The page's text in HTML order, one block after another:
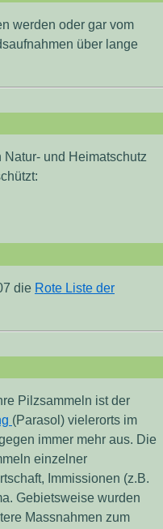
werden oder gar vom
über lange
Natur- und Heimatschutz
die Rote Liste der
Pilzsammeln ist der
(Parasol) vielerorts im
immer mehr aus. Die
einzelner
Immissionen (z.B.
Gebietsweise wurden
Massnahmen zum